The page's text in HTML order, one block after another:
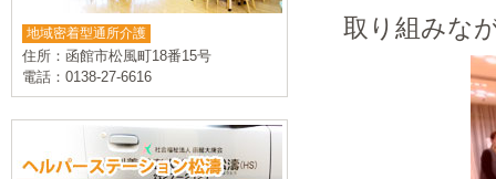
取り組みな
地域密着型通所介護
住所：函館市松風町18番15号
電話：0138-27-6616